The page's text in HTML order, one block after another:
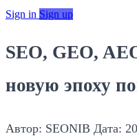
Sign in Sign up
SEO, GEO,
новую эпоху
Автор: SEONIB Дата: